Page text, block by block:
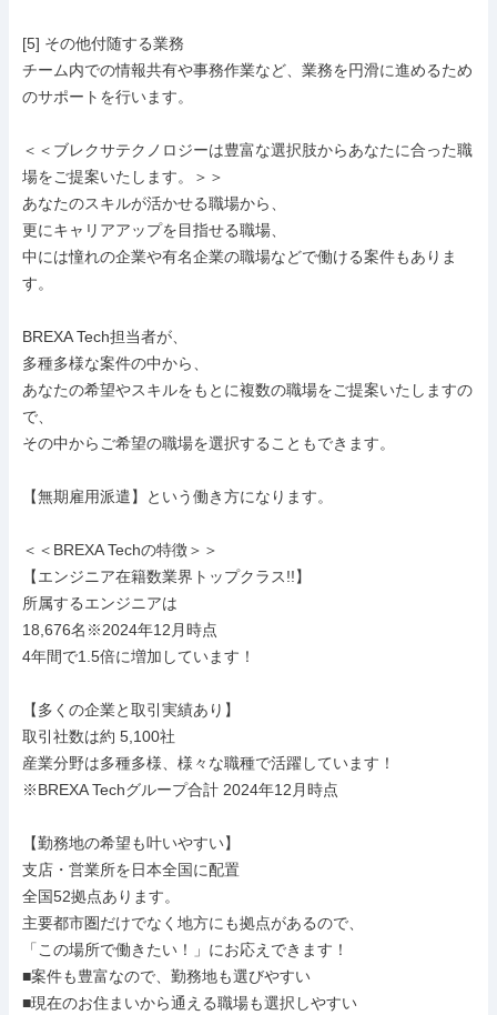
[5] その他付随する業務
チーム内での情報共有や事務作業など、業務を円滑に進めるため
のサポートを行います。
＜＜ブレクサテクノロジーは豊富な選択肢からあなたに合った職
場をご提案いたします。＞＞
あなたのスキルが活かせる職場から、
更にキャリアアップを目指せる職場、
中には憧れの企業や有名企業の職場などで働ける案件もありま
す。
BREXA Tech担当者が、
多種多様な案件の中から、
あなたの希望やスキルをもとに複数の職場をご提案いたしますの
で、
その中からご希望の職場を選択することもできます。
【無期雇用派遣】という働き方になります。
＜＜BREXA Techの特徴＞＞
【エンジニア在籍数業界トップクラス!!】
所属するエンジニアは
18,676名※2024年12月時点
4年間で1.5倍に増加しています！
【多くの企業と取引実績あり】
取引社数は約 5,100社
産業分野は多種多様、様々な職種で活躍しています！
※BREXA Techグループ合計 2024年12月時点
【勤務地の希望も叶いやすい】
支店・営業所を日本全国に配置
全国52拠点あります。
主要都市圏だけでなく地方にも拠点があるので、
「この場所で働きたい！」にお応えできます！
■案件も豊富なので、勤務地も選びやすい
■現在のお住まいから通える職場も選択しやすい